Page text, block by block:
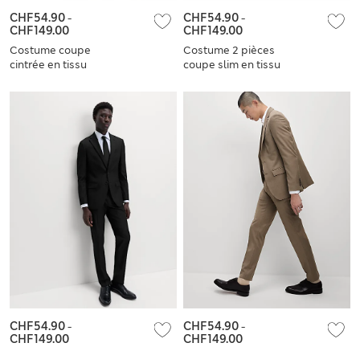
Costume coupe
cintrée en tissu
CHF54.90-
CHF149.00
Costume 2 pièces
coupe slim en tissu
CHF54.90-
CHF149.00
CHF54.90-
CHF149.00
CHF54.90-
CHF149.00